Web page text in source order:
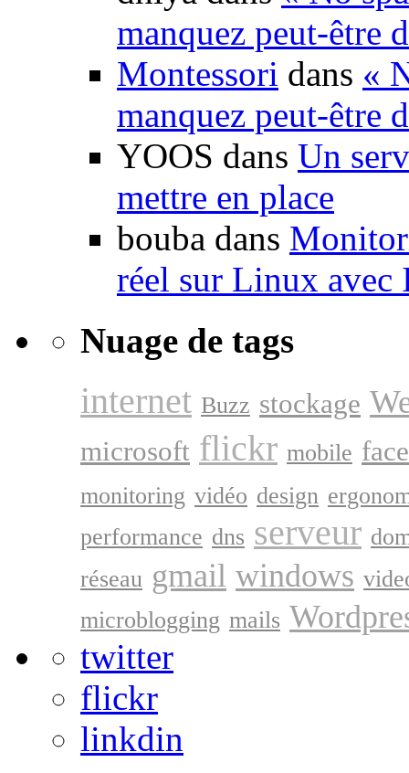
manquez peut-être
Montessori dans «
manquez peut-être
YOOS dans Un
mettre en place
bouba dans
réel sur Linux avec
Nuage de tags
internet Buzz stockage
microsoft flickr mobile
monitoring vidéo design
performance dns serveur
réseau gmail windows
microblogging mails
twitter
flickr
linkdin